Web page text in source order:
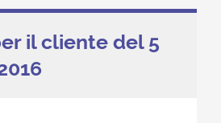
il cliente del 5